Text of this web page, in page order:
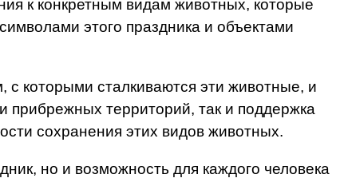
к конкретным видам животных, которые
этого праздника и объектами
которыми сталкиваются эти животные, и
прибрежных территорий, так и поддержка
сохранения этих видов животных.
но и возможность для каждого человека